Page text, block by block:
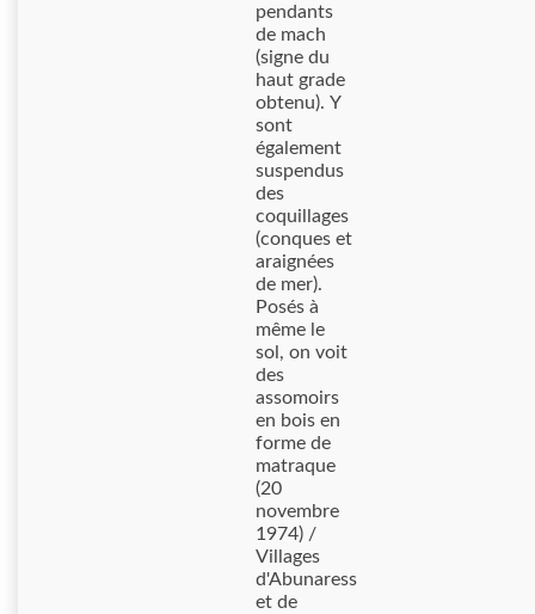
pendants
de mach
(signe du
haut grade
obtenu). Y
sont
également
suspendus
des
coquillages
(conques et
araignées
de mer).
Posés à
même le
sol, on voit
des
assomoirs
en bois en
forme de
matraque
(20
novembre
1974) /
Villages
d'Abunaress
et de